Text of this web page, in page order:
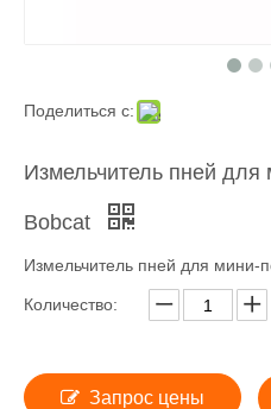
Поделиться с:
Измельчитель пней для
Bobcat
Измельчитель пней для мини-
Количество:
Запрос цены